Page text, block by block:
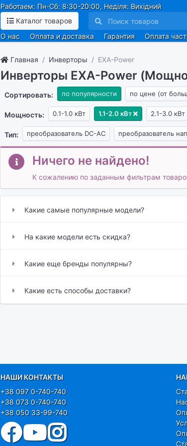
Работаем: Пн-Сб: 8:30-20:00, Неділя: Вихідний
Каталог товаров
О нас
Оплата и доставка Гарантия Оплата
Главная Инверторы EXA-Power
Инверторы EXA-Power
Сортировать: по популярности по цене (от
Мощность: 0.1-1.0 кВт 1.1-2.0 кВт 2.1-3.0 кВт
Тип: преобразователь DC-AC преобразователь
Ничего не найдено!
К сожалению по заданным фильтрам
Какие самые популярные модели?
На какие модели есть скидка?
Какие еще бренды популярны?
Какие есть способы доставки?
НАШИ КОНТАКТЫ
+38 097 0-740-740
+38 073 0-740-740
+38 050 33-99-740